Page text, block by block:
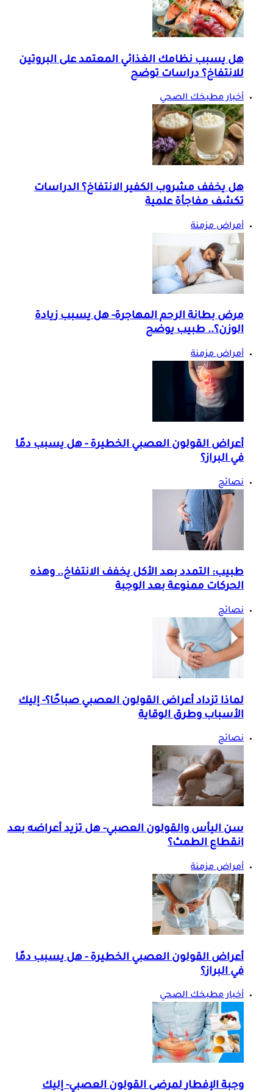
هل يسبب نظامك الغذائي المعتمد على البروتين
للانتفاخ؟ دراسات توضح
أخبار مطبخك الصحي
هل يخفف مشروب الكفير الانتفاخ؟ الدراسات
تكشف مفاجأة علمية
أمراض مزمنة
مرض بطانة الرحم المهاجرة- هل يسبب زيادة
الوزن؟.. طبيب يوضح
أمراض مزمنة
أعراض القولون العصبي الخطيرة - هل يسبب دمًا
في البراز؟
نصائح
طبيب: التمدد بعد الأكل يخفف الانتفاخ.. وهذه
الحركات ممنوعة بعد الوجبة
نصائح
لماذا تزداد أعراض القولون العصبي صباحًا؟- إليك
الأسباب وطرق الوقاية
نصائح
سن اليأس والقولون العصبي- هل تزيد أعراضه بعد
انقطاع الطمث؟
أمراض مزمنة
أعراض القولون العصبي الخطيرة - هل يسبب دمًا
في البراز؟
أخبار مطبخك الصحي
وجبة الإفطار لمرضى القولون العصبي- إليك